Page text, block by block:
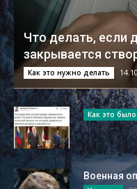
Что делать, если
закрывается
Как это нужно делать
Как это было...
Военная